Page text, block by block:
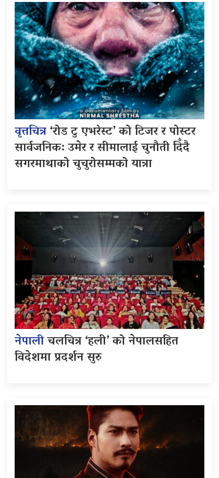
वृत्तचित्र‘रोड टु एभरेस्ट’ को टिजर र पोस्टर
सार्वजनिक: उमेर र सीमालाई चुनौती दिँदै
सगरमाथाको चुचुरोसम्मको यात्रा
नेपालीचलचित्र ‘हली’ को नेपालसहित
विदेशमा प्रदर्शन सुरु